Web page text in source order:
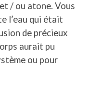
/ ou atone. Vous
l’eau qui était
de précieux
aurait pu
ou pour